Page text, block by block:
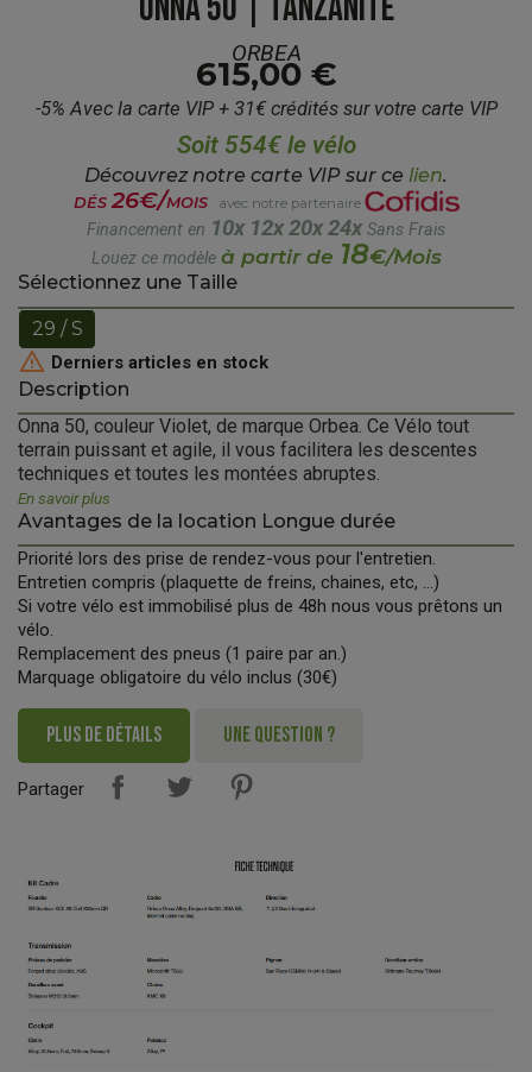
ORBEA
615,00 €
-5% Avec la carte VIP + 31€ crédités sur votre carte VIP
Soit 554€ le vélo
Découvrez notre carte VIP sur ce lien.
DÉS26€/MOIS avec notre partenaire
Financement en 10x 12x20x24x Sans Frais
Louez ce modèle à partir de 18€/Mois
Sélectionnez une Taille
29 / S
 Derniers articles en stock
Description
Onna 50, couleur Violet, de marque Orbea. Ce Vélo tout
terrain puissant et agile, il vous facilitera les descentes
techniques et toutes les montées abruptes.
En savoir plus
Avantages de la location Longue durée
Priorité lors des prise de rendez-vous pour l'entretien.
Entretien compris (plaquette de freins, chaines, etc, ...)
Si votre vélo est immobilisé plus de 48h nous vous prêtons un
vélo.
Remplacement des pneus (1 paire par an.)
Marquage obligatoire du vélo inclus (30€)
PLUS DE DÉTAILS UNE QUESTION ?
Partager